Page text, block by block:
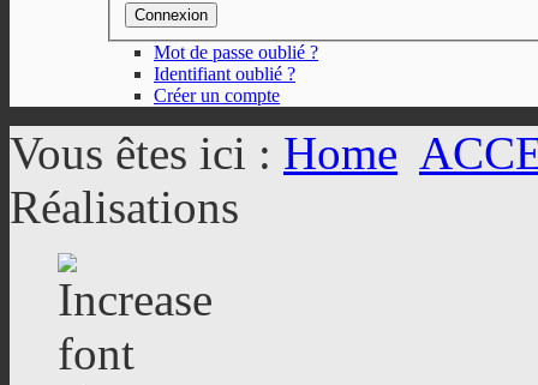
Mot de passe oublié ?
Identifiant oublié ?
Créer un compte
Vous êtes ici : Home
Réalisations